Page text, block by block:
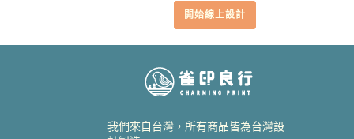
開始線上設計
我們來自台灣，所有商品皆為台灣設